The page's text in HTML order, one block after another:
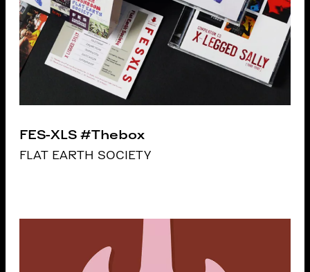
FES-XLS #Thebox
FLAT EARTH SOCIETY